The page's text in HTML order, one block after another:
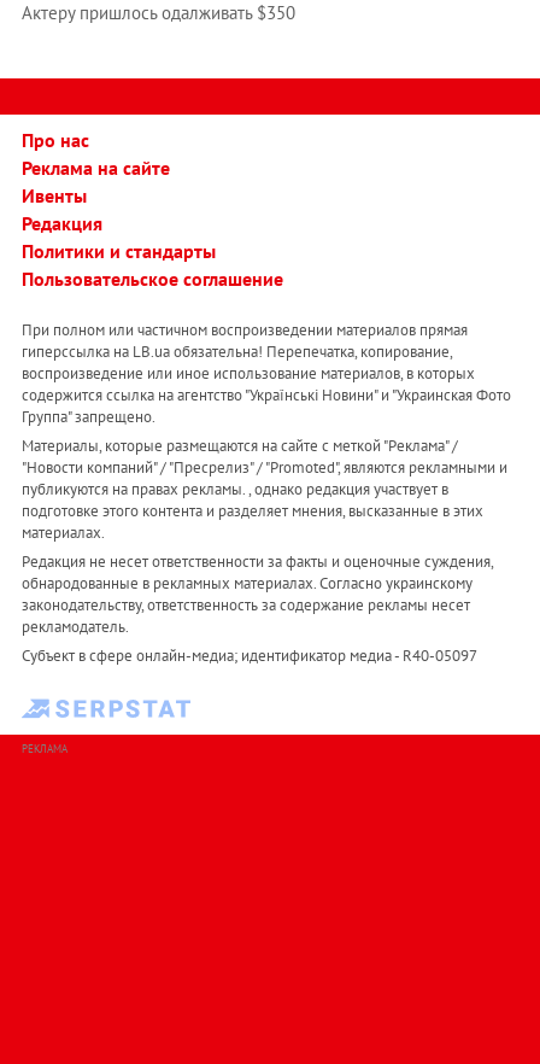
Актеру пришлось одалживать $350
Про нас
Реклама на сайте
Ивенты
Редакция
Политики и стандарты
Пользовательское соглашение
При полном или частичном воспроизведении материалов прямая
гиперссылка на LB.ua обязательна! Перепечатка, копирование,
воспроизведение или иное использование материалов, в которых
содержится ссылка на агентство "Українськi Новини" и "Украинская Фото
Группа" запрещено.
Материалы, которые размещаются на сайте с меткой "Реклама" /
"Новости компаний" / "Пресрелиз" / "Promoted", являются рекламными и
публикуются на правах рекламы. , однако редакция участвует в
подготовке этого контента и разделяет мнения, высказанные в этих
материалах.
Редакция не несет ответственности за факты и оценочные суждения,
обнародованные в рекламных материалах. Согласно украинскому
законодательству, ответственность за содержание рекламы несет
рекламодатель.
Субъект в сфере онлайн-медиа; идентификатор медиа - R40-05097
РЕКЛАМА